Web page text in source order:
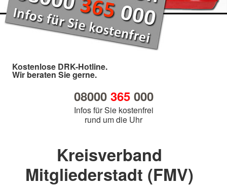
Kostenlose DRK-Hotline.
Wir beraten Sie gerne.
08000 365000
Infos für Sie kostenfrei
rund um die Uhr
Kreisverband
Mitgliederstadt (FMV)